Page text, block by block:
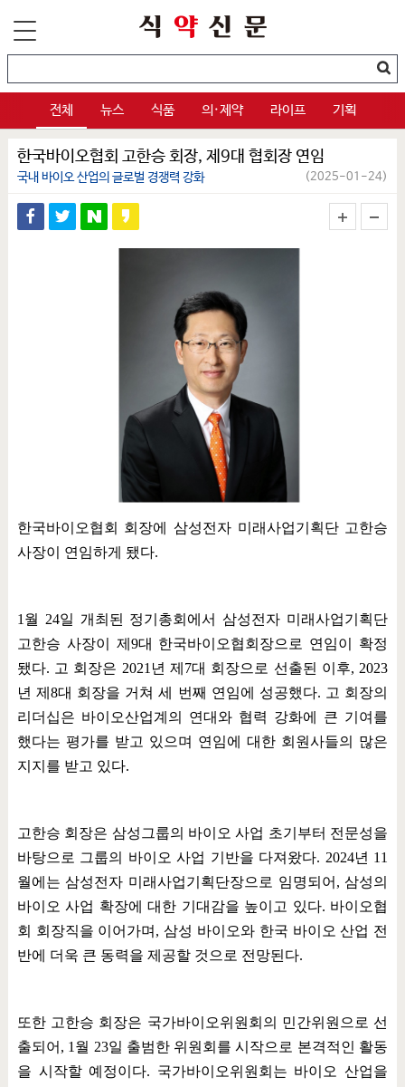
전체 뉴스 식품 의·제약 라이프 기획
한국바이오협회 고한승 회장, 제9대 협회장 연임
국내 바이오 산업의 글로벌 경쟁력 강화 (2025-01-24)
한국바이오협회 회장에 삼성전자 미래사업기획단 고한승
사장이 연임하게 됐다.
1 월 24일 개최된 정기총회에서 삼성전자 미래사업기획단
고한승 사장이 제 9대 한국바이오협회장으로 연임이 확정
됐다. 고 회장은 2021 년 제 7대 회장으로 선출된 이후, 2023
년 제8대 회장을 거쳐 세 번째 연임에 성공했다. 고 회장의
리더십은 바이오산업계의 연대와 협력 강화에 큰 기여를
했다는 평가를 받고 있으며 연임에 대한 회원사들의 많은
지지를 받고 있다.
고한승 회장은 삼성그룹의 바이오 사업 초기부터 전문성을
바탕으로 그룹의 바이오 사업 기반을 다져왔다. 2024년 11
월에는 삼성전자 미래사업기획단장으로 임명되어 ,삼성의
바이오 사업 확장에 대한 기대감을 높이고 있다. 바이오협
회 회장직을 이어가며 ,삼성 바이오와 한국 바이오 산업 전
반에 더욱 큰 동력을 제공할 것으로 전망된다.
또한 고한승 회장은 국가바이오위원회의 민간위원으로 선
출되어 , 1 월 23일 출범한 위원회를 시작으로 본격적인 활동
을 시작할 예정이다. 국가바이오위원회는 바이오 산업을